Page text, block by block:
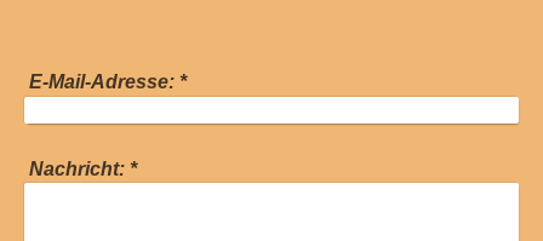
E-Mail-Adresse: *
Nachricht: *